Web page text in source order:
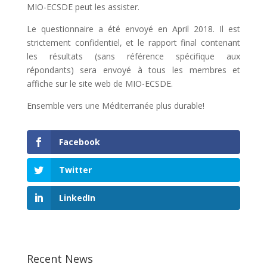
MIO-ECSDE peut les assister.
Le questionnaire a été envoyé en April 2018. Il est
strictement confidentiel, et le rapport final contenant
les résultats (sans référence spécifique aux
répondants) sera envoyé à tous les membres et
affiche sur le site web de MIO-ECSDE.
Ensemble vers une Méditerranée plus durable!
Facebook
Twitter
LinkedIn
Recent News